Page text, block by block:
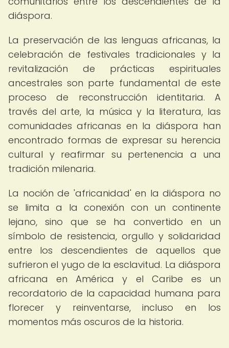
diáspora.
La preservación de las lenguas africanas, la
celebración de festivales tradicionales y la
revitalización de prácticas espirituales
ancestrales son parte fundamental de este
proceso de reconstrucción identitaria. A
través del arte, la música y la literatura, las
comunidades africanas en la diáspora han
encontrado formas de expresar su herencia
cultural y reafirmar su pertenencia a una
tradición milenaria.
La noción de 'africanidad' en la diáspora no
se limita a la conexión con un continente
lejano, sino que se ha convertido en un
símbolo de resistencia, orgullo y solidaridad
entre los descendientes de aquellos que
sufrieron el yugo de la esclavitud. La diáspora
africana en América y el Caribe es un
recordatorio de la capacidad humana para
florecer y reinventarse, incluso en los
momentos más oscuros de la historia.